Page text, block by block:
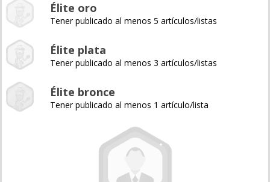
Élite oro
Tener publicado al menos 5 artículos/listas
Élite plata
Tener publicado al menos 3 artículos/listas
Élite bronce
Tener publicado al menos 1 artículo/lista